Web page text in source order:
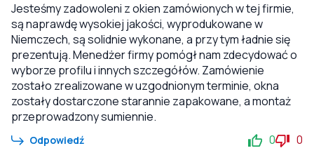
Jesteśmy zadowoleni z okien zamówionych w tej firmie,
są naprawdę wysokiej jakości, wyprodukowane w
Niemczech, są solidnie wykonane, a przy tym ładnie się
prezentują. Menedżer firmy pomógł nam zdecydować o
wyborze profilu i innych szczegółów. Zamówienie
zostało zrealizowane w uzgodnionym terminie, okna
zostały dostarczone starannie zapakowane, a montaż
przeprowadzony sumiennie.
Odpowiedź 0 0